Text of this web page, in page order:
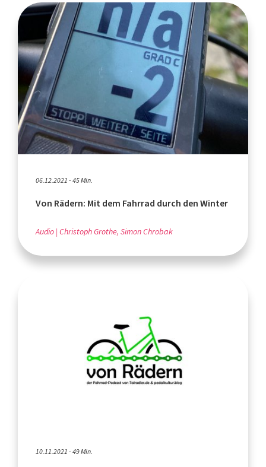
06.12.2021 - 45 Min.
Von Rädern: Mit dem Fahrrad durch den Winter
Audio Christoph Grothe, Simon Chrobak
10.11.2021 - 49 Min.